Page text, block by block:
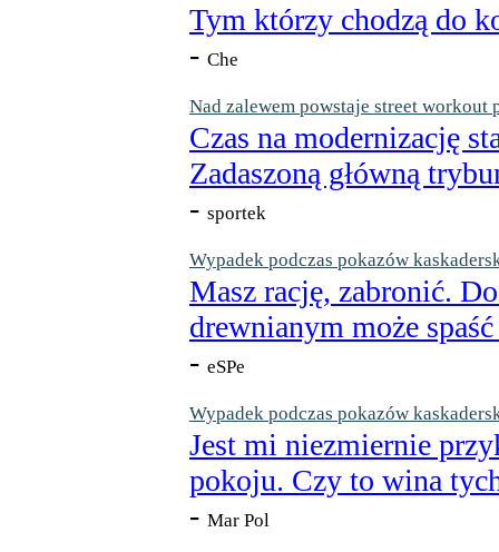
Tym którzy chodzą do
- Che
Nad zalewem powstaje street workout
Czas na modernizację
Zadaszoną główną
- sportek
Wypadek podczas pokazów
Masz rację, zabronić.
drewnianym może
- eSPe
Wypadek podczas pokazów
Jest mi niezmiernie
pokoju. Czy to wina
- Mar Pol